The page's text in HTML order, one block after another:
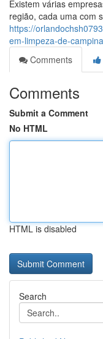
Existem várias
região, cada uma com
https://
em-limpeza-de-
Comments
Comments
Submit a Comment
No HTML
HTML is disabled
Search